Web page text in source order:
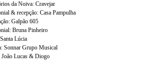
da Noiva: Cravejar
& recepção: Casa Pampulha
Galpão 605
Bruna Pinheiro
Lúcia
Sonnar Grupo Musical
João Lucas & Diogo